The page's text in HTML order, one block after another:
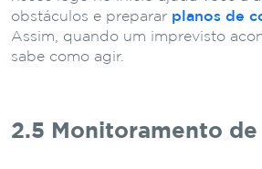
obstáculos e preparar planos de
Assim, quando um imprevisto
sabe como agir.
2.5 Monitoramento